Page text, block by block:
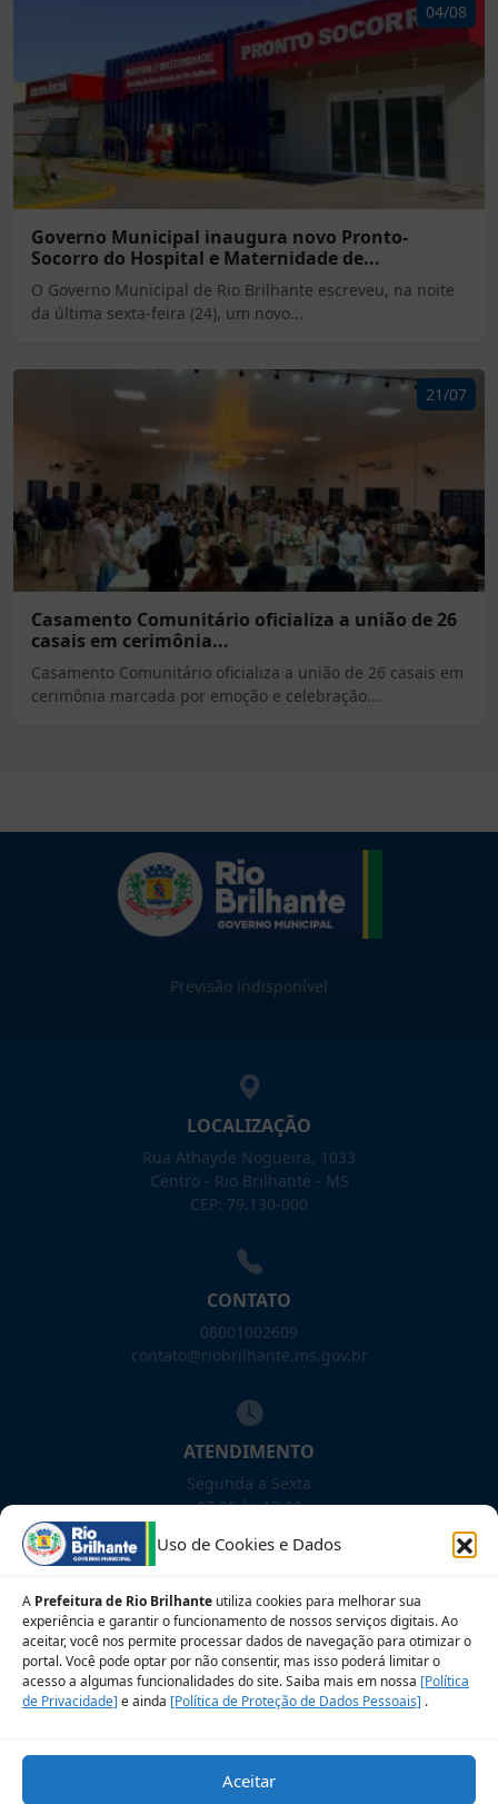
Uso de Cookies e Dados
A Prefeitura de Rio Brilhante utiliza cookies para melhorar sua
experiência e garantir o funcionamento de nossos serviços digitais. Ao
aceitar, você nos permite processar dados de navegação para otimizar o
portal. Você pode optar por não consentir, mas isso poderá limitar o
acesso a algumas funcionalidades do site. Saiba mais em nossa [Política
de Privacidade] e ainda [Política de Proteção de Dados Pessoais] .
Aceitar
04/08
Governo Municipal inaugura novo Pronto-
Socorro do Hospital e Maternidade de...
O Governo Municipal de Rio Brilhante escreveu, na noite
da última sexta-feira (24), um novo...
21/07
Casamento Comunitário oficializa a união de 26
casais em cerimônia...
Casamento Comunitário oficializa a união de 26 casais em
cerimônia marcada por emoção e celebração...
Previsão indisponível
LOCALIZAÇÃO
Rua Athayde Nogueira, 1033
Centro - Rio Brilhante - MS
CEP: 79.130-000
CONTATO
08001002609
contato@riobrilhante.ms.gov.br
ATENDIMENTO
Segunda a Sexta
07:00 às 13:00
NOSSAS REDES!
Siga para novidades
Sobre a LGPD
Perguntas frequentes
Avalie nosso site